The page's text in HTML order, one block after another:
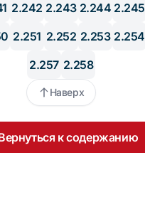
2.242 2.243 2.244 2.245
2.251 2.252 2.253 2.254
2.257 2.258
Наверх
к содержанию